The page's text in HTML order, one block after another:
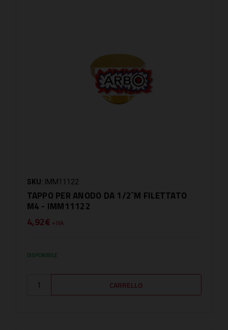
SKU: IMM11122
TAPPO PER ANODO DA 1/2`M FILETTATO
M4 - IMM11122
4,92€ + IVA
DISPONIBILE